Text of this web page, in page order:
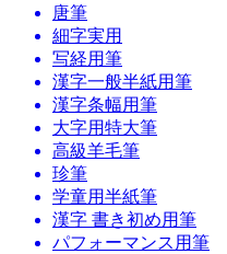
唐筆
細字実用
写経用筆
漢字一般半紙用筆
漢字条幅用筆
大字用特大筆
高級羊毛筆
珍筆
学童用半紙筆
漢字 書き初め用筆
パフォーマンス用筆